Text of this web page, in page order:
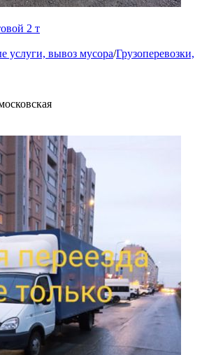
2 т
услуги, вывоз мусора/Грузоперевозки,